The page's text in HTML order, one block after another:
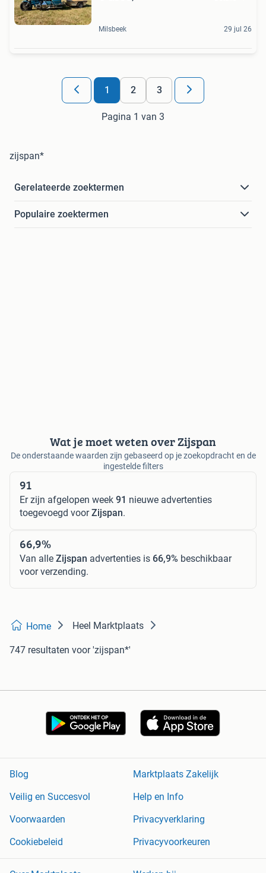
Milsbeek 29 jul 26
1 2 3
Pagina 1 van 3
zijspan*
Gerelateerde zoektermen
Populaire zoektermen
Wat je moet weten over Zijspan
De onderstaande waarden zijn gebaseerd op je zoekopdracht en de
ingestelde filters
91
Er zijn afgelopen week 91 nieuwe advertenties
toegevoegd voorZijspan.
66,9%
Van alle Zijspan advertenties is 66,9% beschikbaar
voor verzending.
Home Heel Marktplaats
747 resultaten voor 'zijspan*'
Blog
Marktplaats Zakelijk
Veilig en Succesvol
Help en Info
Voorwaarden
Privacyverklaring
Cookiebeleid
Privacyvoorkeuren